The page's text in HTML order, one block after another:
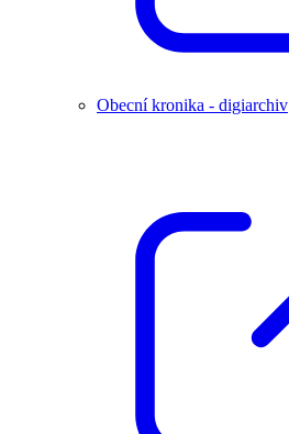
Obecní kronika - digiarchiv